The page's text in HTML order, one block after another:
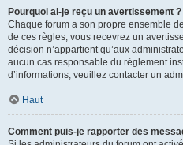
Pourquoi ai-je reçu un avertissement ?
Chaque forum a son propre ensemble
de ces règles, vous recevrez un
décision n’appartient qu’aux
aucun cas responsable du règlement
d’informations, veuillez contacter un
Haut
Comment puis-je rapporter des